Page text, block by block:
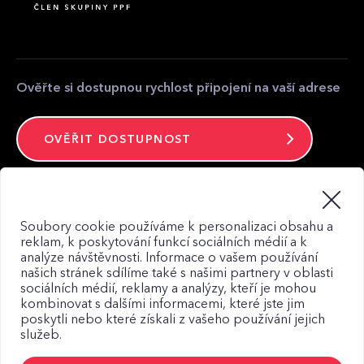
Kontakt
Ověřte si dostupnou rychlost připojení na vaší adrese
OVĚŘIT DOSTUPNOST
Mapa webu
Zásady zpracování osobních údajů
Soubory cookie používáme k personalizaci obsahu a
reklam, k poskytování funkcí sociálních médií a k
analýze návštěvnosti. Informace o vašem používání
našich stránek sdílíme také s našimi partnery v oblasti
sociálních médií, reklamy a analýzy, kteří je mohou
kombinovat s dalšími informacemi, které jste jim
poskytli nebo které získali z vašeho používání jejich
služeb.